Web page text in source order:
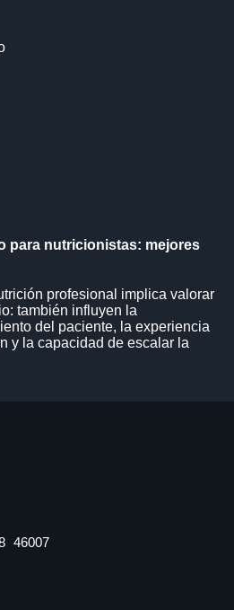
para nutricionistas: mejores
profesional implica valorar
también influyen la
del paciente, la experiencia
y la capacidad de escalar la
46007